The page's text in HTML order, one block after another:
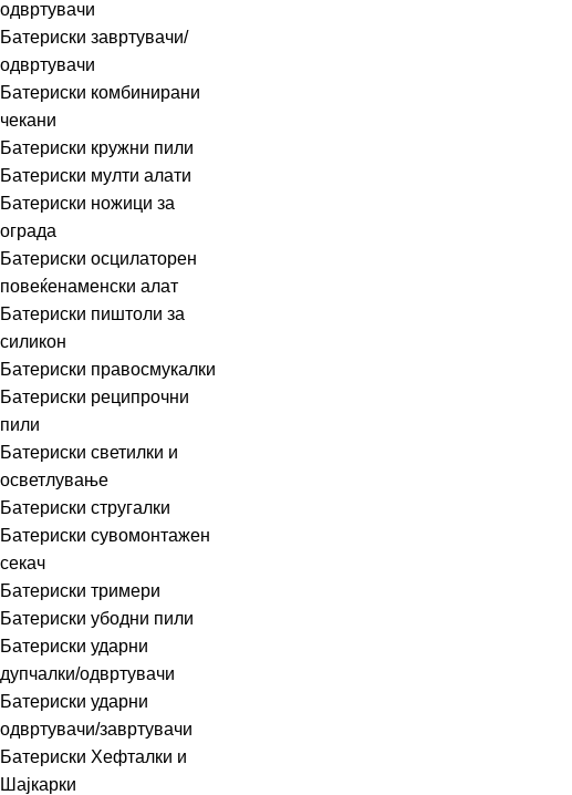
одвртувачи
Батериски завртувачи/
одвртувачи
Батериски комбинирани
чекани
Батериски кружни пили
Батериски мулти алати
Батериски ножици за
ограда
Батериски осцилаторен
повеќенаменски алат
Батериски пиштоли за
силикон
Батериски правосмукалки
Батериски реципрочни
пили
Батериски светилки и
осветлување
Батериски стругалки
Батериски сувомонтажен
секач
Батериски тримери
Батериски убодни пили
Батериски ударни
дупчалки/одвртувачи
Батериски ударни
одвртувачи/завртувачи
Батериски Хефталки и
Шајкарки